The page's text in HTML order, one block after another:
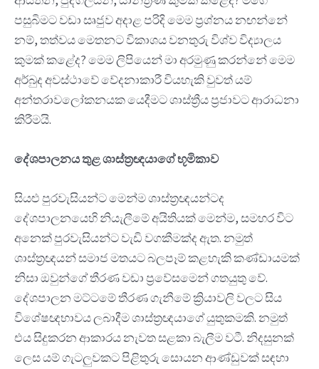
පසුබිමට වඩා සෘජුව අදාළ පරිදි මෙම ප්‍රශ්නය නඟන්නේ
නම්, තත්වය මෙතනට විකාශය වනතුරු විශ්ව විද්‍යාලය
කුමක් කළේද? මෙම ලිපියෙන් මා අරමුණු කරන්නේ මෙම
අර්බුද අවස්ථාවේ වේදනාකාරී වියහැකි වුවත් යම්
අන්තරාවලෝකනයක යෙදීමට ශාස්ත්‍රීය ප්‍රජාවට ආරාධනා
කිරීමයි.
දේශපාලනයතුළශාස්ත්රඥයාගේභූමිකාව
සියළු පුරවැසියන්ට මෙන්ම ශාස්ත්‍රඥයන්ටද
දේශපාලනයෙහි නියැලීමේ අයිතියක් මෙන්ම, සමහර විට
අනෙක් පුරවැසියන්ට වැඩි වගකීමක්ද ඇත. නමුත්
ශාස්ත්‍රඥයන් සමාජ මතයට බලපෑම් කළහැකි කණ්ඩායමක්
නිසා ඔවුන්ගේ තීරණ වඩා ප්‍රවේසමෙන් ගතයුතු වේ.
දේශපාලන මට්ටමේ තීරණ ගැනීමේ ක්‍රියාවලි වලට සිය
විශේෂඥභාවය ලබාදීම ශාස්ත්‍රඥයාගේ යුතුකමකි. නමුත්
එය සිදුකරන ආකාරය නැවත සළකා බැලීම වටී. නිදසුනක්
ලෙස යම් ගැටලුවකට පිළිතුරු සොයන ආණ්ඩුවක් සඳහා